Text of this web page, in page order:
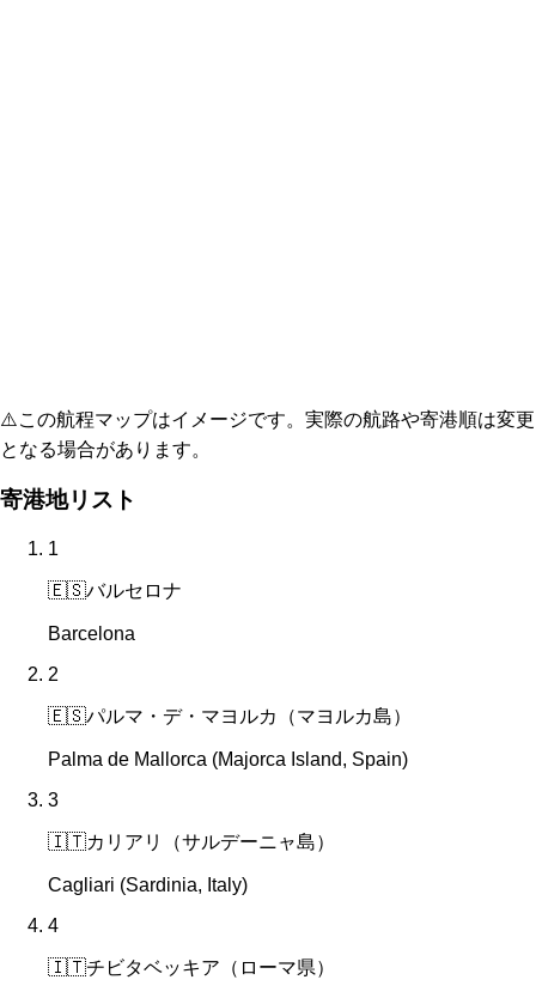
⚠️この航程マップはイメージです。実際の航路や寄港順は変更
となる場合があります。
寄港地リスト
1
🇪🇸バルセロナ
Barcelona
2
🇪🇸パルマ・デ・マヨルカ（マヨルカ島）
Palma de Mallorca (Majorca Island, Spain)
3
🇮🇹カリアリ（サルデーニャ島）
Cagliari (Sardinia, Italy)
4
🇮🇹チビタベッキア（ローマ県）